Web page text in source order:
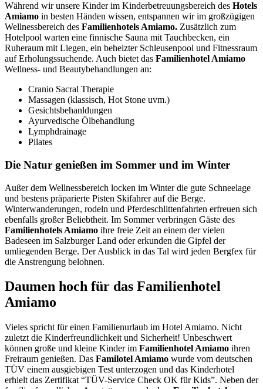
Während wir unsere Kinder im Kinderbetreuungsbereich des Hotels
Amiamo in besten Händen wissen, entspannen wir im großzügigen
Wellnessbereich des Familienhotels Amiamo. Zusätzlich zum
Hotelpool warten eine finnische Sauna mit Tauchbecken, ein
Ruheraum mit Liegen, ein beheizter Schleusenpool und Fitnessraum
auf Erholungssuchende. Auch bietet das Familienhotel Amiamo
Wellness- und Beautybehandlungen an:
Cranio Sacral Therapie
Massagen (klassisch, Hot Stone uvm.)
Gesichtsbehanldungen
Ayurvedische Ölbehandlung
Lymphdrainage
Pilates
Die Natur genießen im Sommer und im Winter
Außer dem Wellnessbereich locken im Winter die gute Schneelage
und bestens präparierte Pisten Skifahrer auf die Berge.
Winterwanderungen, rodeln und Pferdeschlittenfahrten erfreuen sich
ebenfalls großer Beliebtheit. Im Sommer verbringen Gäste des
Familienhotels Amiamo ihre freie Zeit an einem der vielen
Badeseen im Salzburger Land oder erkunden die Gipfel der
umliegenden Berge. Der Ausblick in das Tal wird jeden Bergfex für
die Anstrengung belohnen.
Daumen hoch für das Familienhotel
Amiamo
Vieles spricht für einen Familienurlaub im Hotel Amiamo. Nicht
zuletzt die Kinderfreundlichkeit und Sicherheit! Unbeschwert
können große und kleine Kinder im Familienhotel Amiamo ihren
Freiraum genießen. Das Familotel Amiamo wurde vom deutschen
TÜV einem ausgiebigen Test unterzogen und das Kinderhotel
erhielt das Zertifikat “TÜV-Service Check OK für Kids”. Neben der